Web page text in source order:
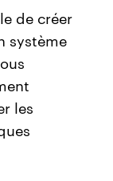
de créer
système
les